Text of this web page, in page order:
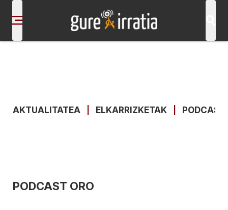
AKTUALITATEA ELKARRIZKETAK
PODCAST ORO